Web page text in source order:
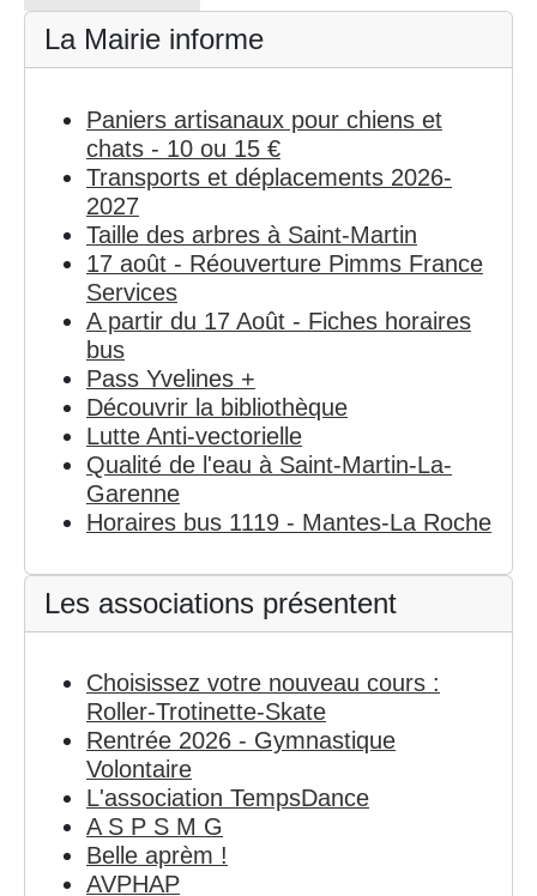
La Mairie informe
Paniers artisanaux pour chiens et
chats - 10 ou 15 €
Transports et déplacements 2026-
2027
Taille des arbres à Saint-Martin
17 août - Réouverture Pimms France
Services
A partir du 17 Août - Fiches horaires
bus
Pass Yvelines +
Découvrir la bibliothèque
Lutte Anti-vectorielle
Qualité de l'eau à Saint-Martin-La-
Garenne
Horaires bus 1119 - Mantes-La Roche
Les associations présentent
Choisissez votre nouveau cours :
Roller-Trotinette-Skate
Rentrée 2026 - Gymnastique
Volontaire
L'association TempsDance
A S P S M G
Belle aprèm !
AVPHAP